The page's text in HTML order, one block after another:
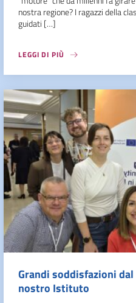
nostra regione? I ragazzi della
guidati […]
LEGGI DI PIÙ
Grandi soddisfazioni
nostro Istituto